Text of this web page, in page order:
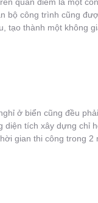
bộ công trình cũng
tạo thành một không
ở biển cũng đều
diện tích xây dựng chỉ
gian thi công trong 2